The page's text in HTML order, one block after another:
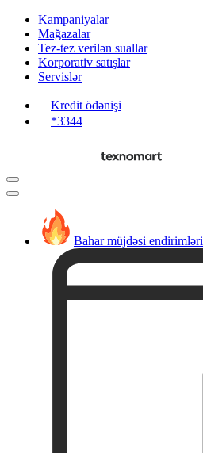
Kampaniyalar
Mağazalar
Tez-tez verilən suallar
Korporativ satışlar
Servislər
Kredit ödənişi
*3344
Bahar müjdəsi endirimləri